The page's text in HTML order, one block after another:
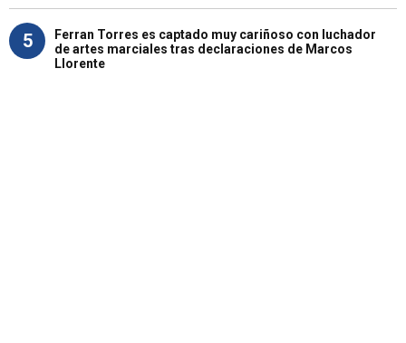
5
Ferran Torres es captado muy cariñoso con luchador
de artes marciales tras declaraciones de Marcos
Llorente